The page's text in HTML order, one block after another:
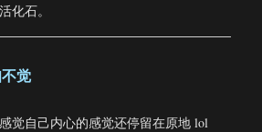
化石。
觉
觉自己内心的感觉还停留在原地 lol